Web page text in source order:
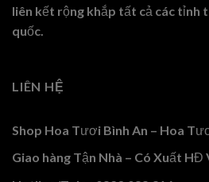
liên kết rộng khắp tất cả các tỉnh
quốc.
LIÊN HỆ
Shop Hoa Tươi Bình An – Hoa
Giao hàng Tận Nhà – Có Xuất HĐ